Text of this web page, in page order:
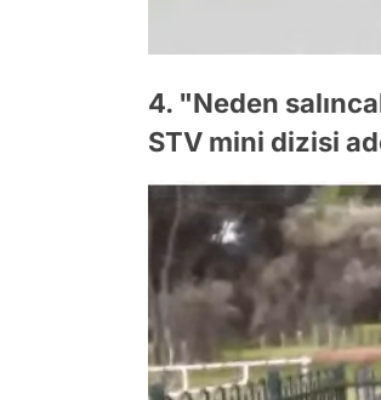
4. "Neden
STV mini dizisi